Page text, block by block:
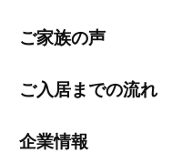
ご家族の声
ご入居までの流れ
企業情報